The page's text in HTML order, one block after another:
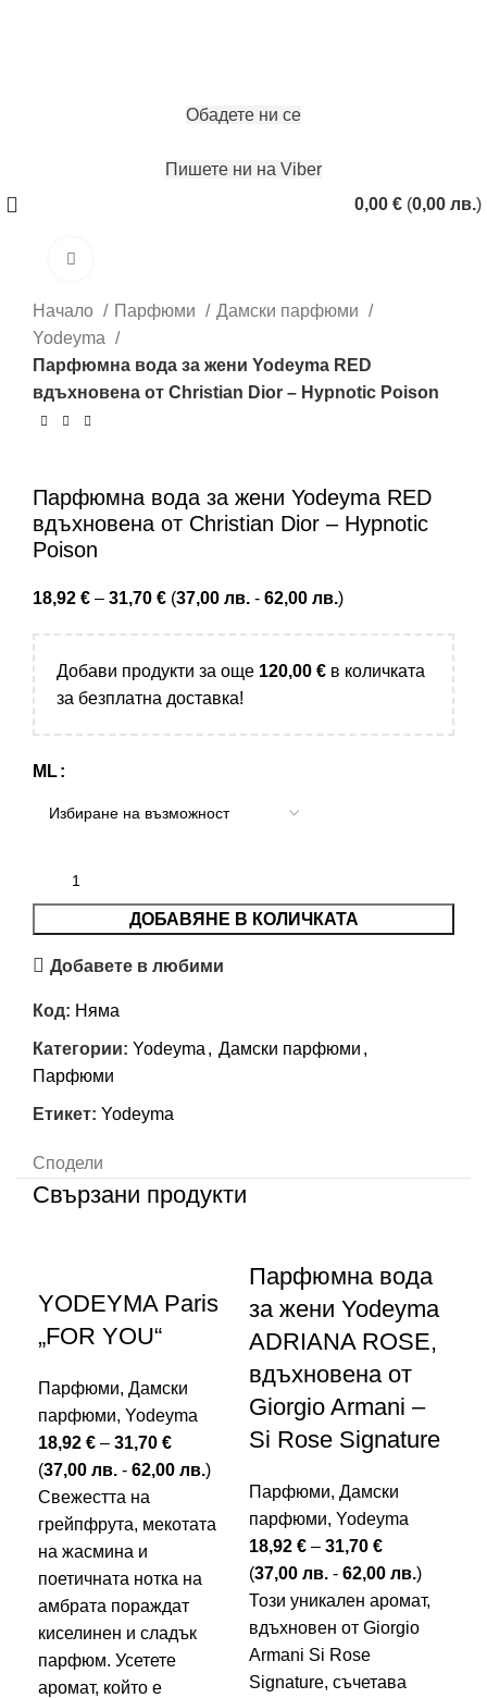
Обадете ни се
Пишете ни на Viber
0,00 € (0,00 лв.)
Начало Парфюми
Дамски парфюми
Yodeyma
Парфюмна вода за жени Yodeyma RED
вдъхновена от Christian Dior – Hypnotic Poison
Купи с
Парфюмна вода за жени Yodeyma RED
вдъхновена от Christian Dior – Hypnotic
Poison
18,92 € – 31,70 € (37,00 лв. - 62,00 лв.)
Добави продукти за още 120,00 € в количката
за безплатна доставка!
ML
ДОБАВЯНЕ В КОЛИЧКАТА
Добавете в любими
Код: Няма
Категории: Yodeyma , Дамски парфюми ,
Парфюми
Етикет: Yodeyma
Сподели
Свързани продукти
YODEYMA Paris
„FOR YOU“
Парфюми, Дамски
парфюми, Yodeyma
18,92 € – 31,70 €
(37,00 лв. - 62,00 лв.)
Свежестта на
грейпфрута, мекотата
на жасмина и
поетичната нотка на
амбрата пораждат
киселинен и сладък
парфюм. Усетете
аромат, който е
Парфюмна вода
за жени Yodeyma
ADRIANA ROSE,
вдъхновена от
Giorgio Armani –
Si Rose Signature
Парфюми, Дамски
парфюми, Yodeyma
18,92 € – 31,70 €
(37,00 лв. - 62,00 лв.)
Този уникален аромат,
вдъхновен от Giorgio
Armani Si Rose
Signature, съчетава